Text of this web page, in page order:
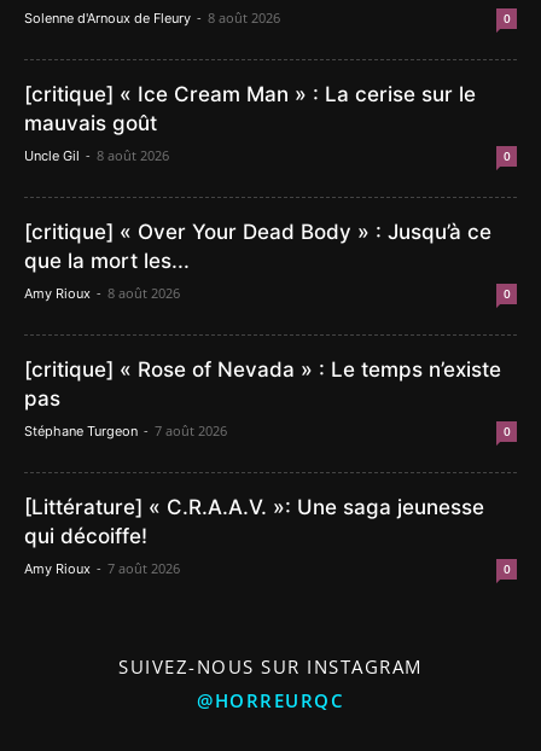
Solenne d'Arnoux de Fleury - 8 août 2026 0
[critique] « Ice Cream Man » : La cerise sur le
mauvais goût
Uncle Gil - 8 août 2026 0
[critique] « Over Your Dead Body » : Jusqu’à ce
que la mort les...
Amy Rioux - 8 août 2026 0
[critique] « Rose of Nevada » : Le temps n’existe
pas
Stéphane Turgeon - 7 août 2026 0
[Littérature] « C.R.A.A.V. »: Une saga jeunesse
qui décoiffe!
Amy Rioux - 7 août 2026 0
SUIVEZ-NOUS SUR INSTAGRAM
@HORREURQC